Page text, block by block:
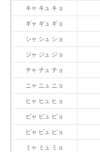
キャ キュ キョ
ギャ ギュ ギョ
シャ シュ ショ
ジャ ジュ ジョ
チャ チュ チョ
ニャ ニュ ニョ
ヒャ ヒュ ヒョ
ビャ ビュ ビョ
ピャ ピュ ピョ
ミャ ミュ ミョ